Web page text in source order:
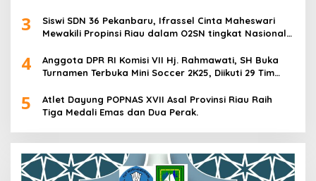
3
Siswi SDN 36 Pekanbaru, Ifrassel Cinta Maheswari
Mewakili Propinsi Riau dalam O2SN tingkat Nasional
4
Anggota DPR RI Komisi VII Hj. Rahmawati, SH Buka
Turnamen Terbuka Mini Soccer 2K25, Diikuti 29 Tim
5
Atlet Dayung POPNAS XVII Asal Provinsi Riau Raih
Tiga Medali Emas dan Dua Perak.